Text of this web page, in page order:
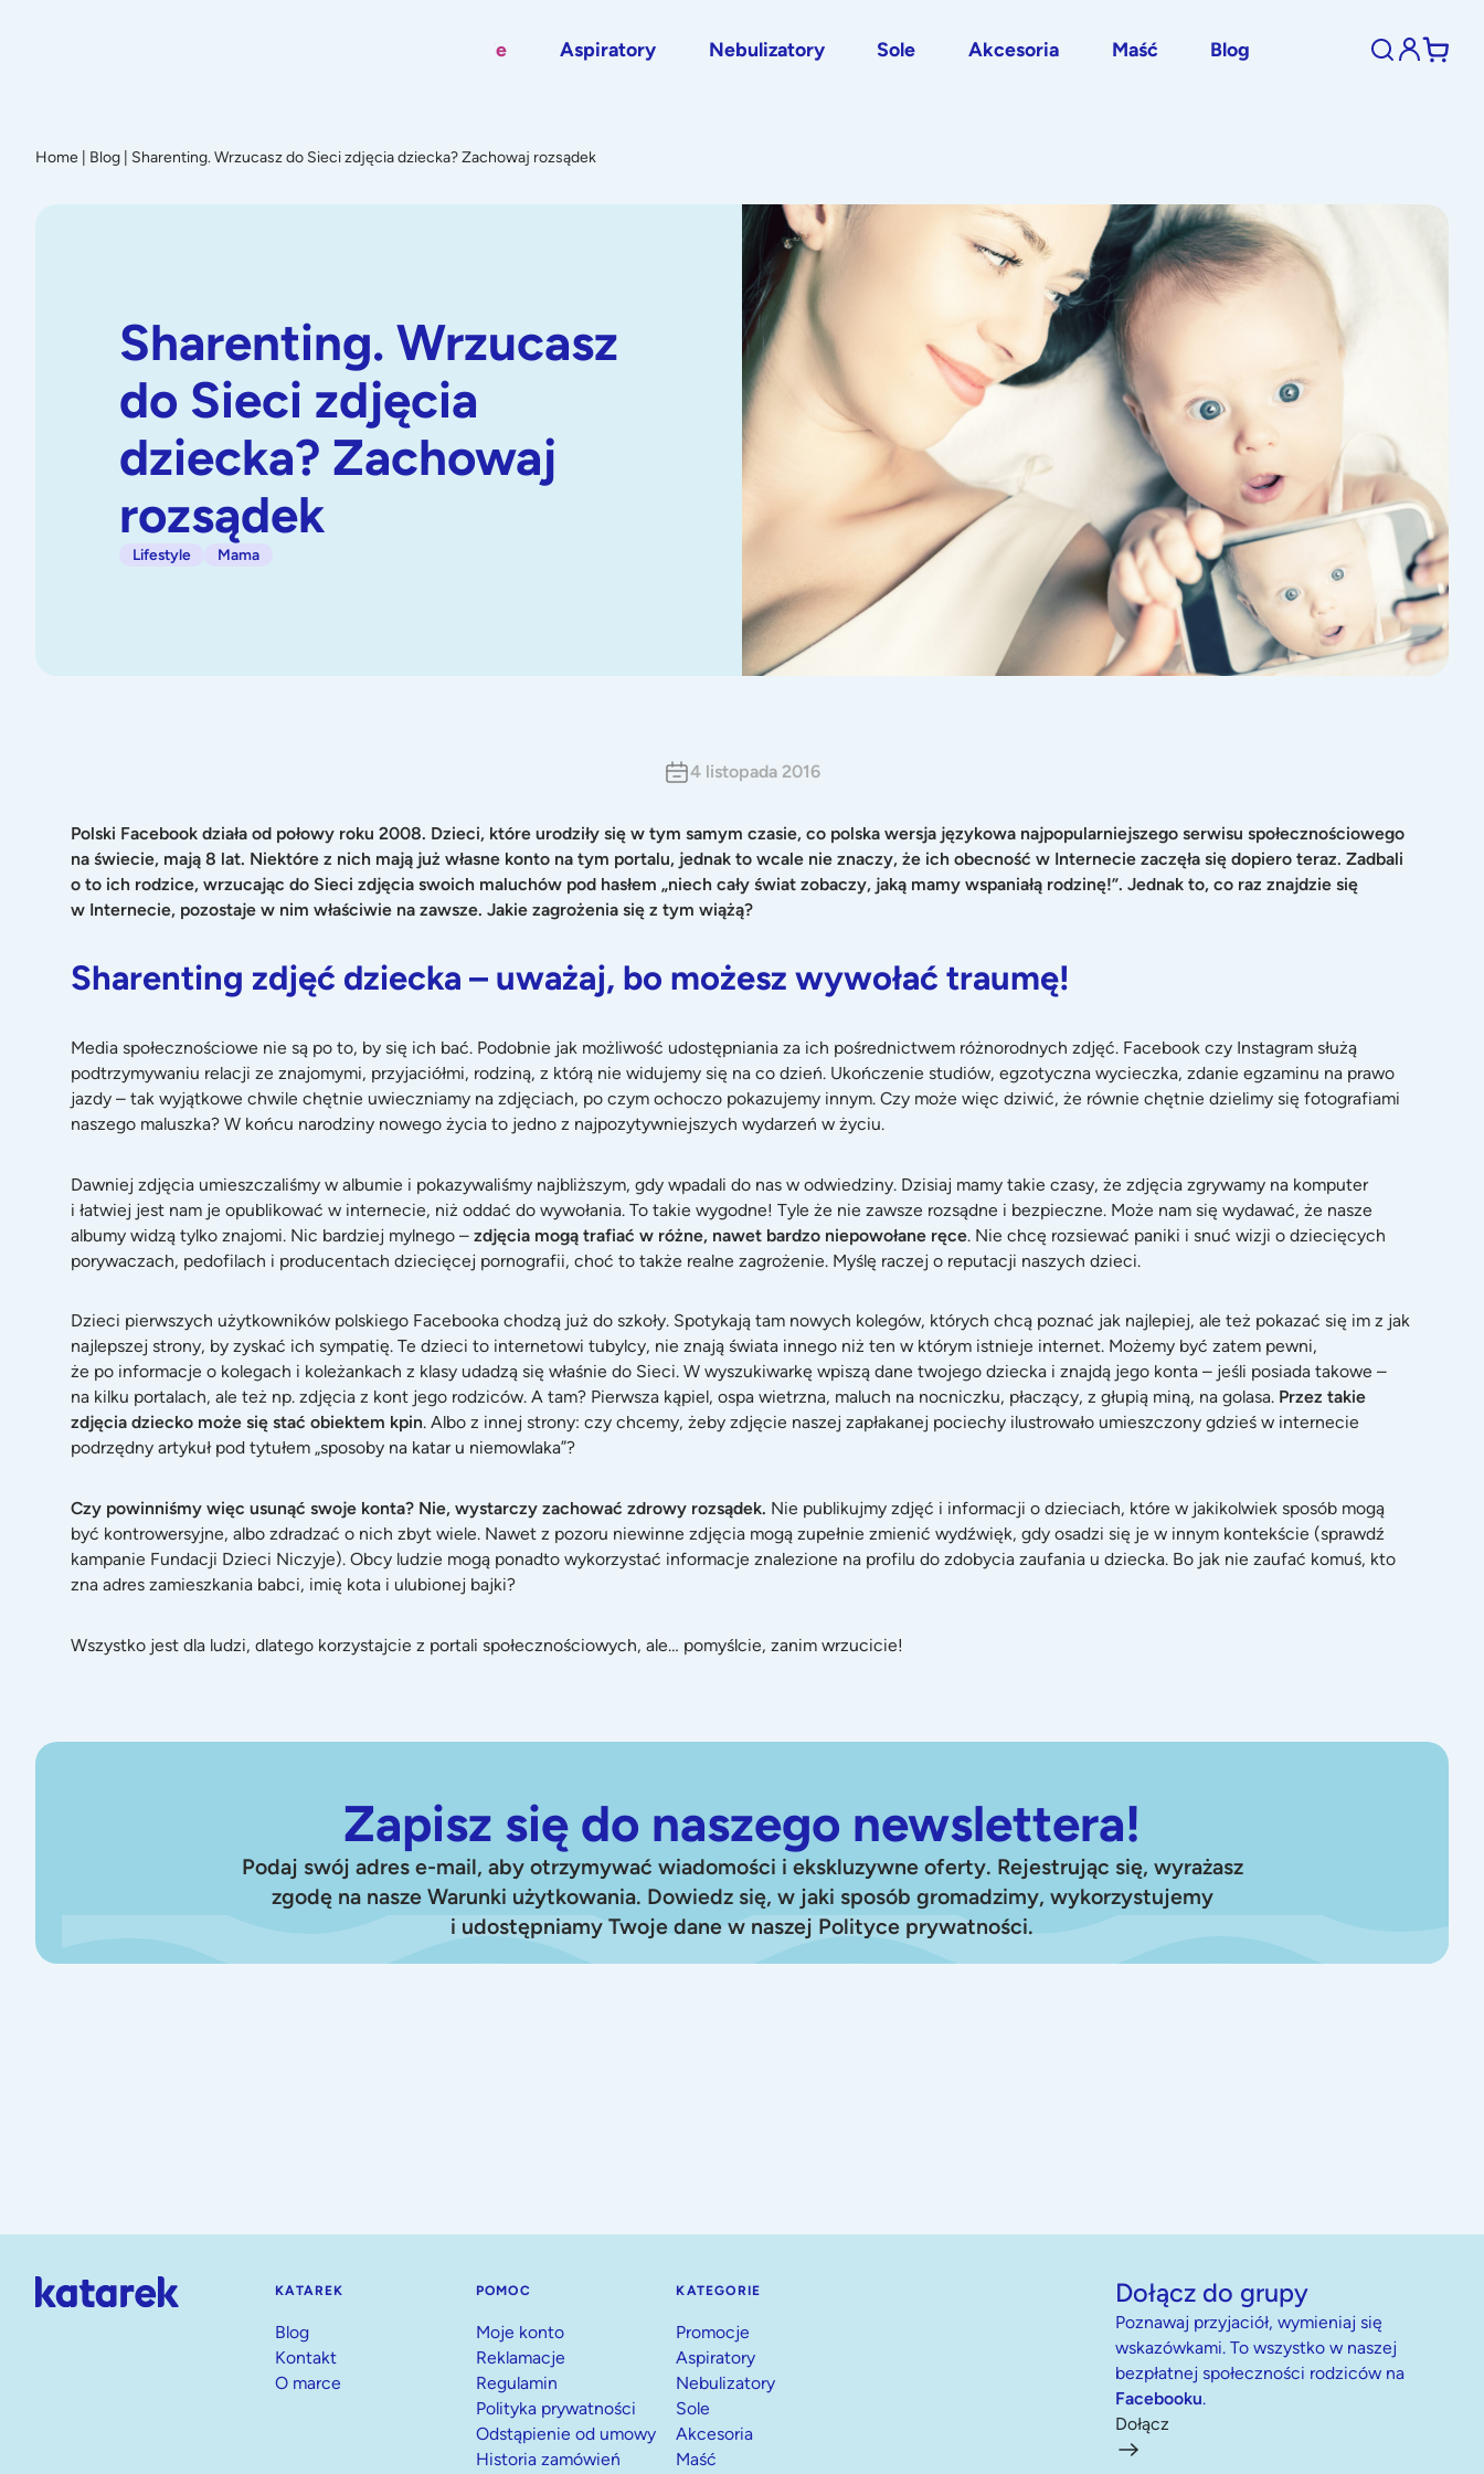
Promocje Aspiratory Nebulizatory Sole Akcesoria Maść Blog
Home Blog Sharenting. Wrzucasz do Sieci zdjęcia dziecka? Zachowaj rozsądek
Sharenting. Wrzucasz
do Sieci zdjęcia
dziecka? Zachowaj
rozsądek
Lifestyle Mama
4 listopada 2016
Polski Facebook działa od połowy roku 2008. Dzieci, które urodziły się w tym samym czasie, co polska wersja językowa najpopularniejszego serwisu społecznościowego
na świecie, mają 8 lat. Niektóre z nich mają już własne konto na tym portalu, jednak to wcale nie znaczy, że ich obecność w Internecie zaczęła się dopiero teraz. Zadbali
o to ich rodzice, wrzucając do Sieci zdjęcia swoich maluchów pod hasłem „niech cały świat zobaczy, jaką mamy wspaniałą rodzinę!”. Jednak to, co raz znajdzie się
w Internecie, pozostaje w nim właściwie na zawsze. Jakie zagrożenia się z tym wiążą?
Sharenting zdjęć dziecka – uważaj, bo możesz wywołać traumę!
Media społecznościowe nie są po to, by się ich bać. Podobnie jak możliwość udostępniania za ich pośrednictwem różnorodnych zdjęć. Facebook czy Instagram służą
podtrzymywaniu relacji ze znajomymi, przyjaciółmi, rodziną, z którą nie widujemy się na co dzień. Ukończenie studiów, egzotyczna wycieczka, zdanie egzaminu na prawo
jazdy – tak wyjątkowe chwile chętnie uwieczniamy na zdjęciach, po czym ochoczo pokazujemy innym. Czy może więc dziwić, że równie chętnie dzielimy się fotografiami
naszego maluszka? W końcu narodziny nowego życia to jedno z najpozytywniejszych wydarzeń w życiu.
Dawniej zdjęcia umieszczaliśmy w albumie i pokazywaliśmy najbliższym, gdy wpadali do nas w odwiedziny. Dzisiaj mamy takie czasy, że zdjęcia zgrywamy na komputer
i łatwiej jest nam je opublikować w internecie, niż oddać do wywołania. To takie wygodne! Tyle że nie zawsze rozsądne i bezpieczne. Może nam się wydawać, że nasze
albumy widzą tylko znajomi. Nic bardziej mylnego – zdjęcia mogą trafiać w różne, nawet bardzo niepowołane ręce. Nie chcę rozsiewać paniki i snuć wizji o dziecięcych
porywaczach, pedofilach i producentach dziecięcej pornografii, choć to także realne zagrożenie. Myślę raczej o reputacji naszych dzieci.
Dzieci pierwszych użytkowników polskiego Facebooka chodzą już do szkoły. Spotykają tam nowych kolegów, których chcą poznać jak najlepiej, ale też pokazać się im z jak
najlepszej strony, by zyskać ich sympatię. Te dzieci to internetowi tubylcy, nie znają świata innego niż ten w którym istnieje internet. Możemy być zatem pewni,
że po informacje o kolegach i koleżankach z klasy udadzą się właśnie do Sieci. W wyszukiwarkę wpiszą dane twojego dziecka i znajdą jego konta – jeśli posiada takowe –
na kilku portalach, ale też np. zdjęcia z kont jego rodziców. A tam? Pierwsza kąpiel, ospa wietrzna, maluch na nocniczku, płaczący, z głupią miną, na golasa. Przez takie
zdjęcia dziecko może się stać obiektem kpin. Albo z innej strony: czy chcemy, żeby zdjęcie naszej zapłakanej pociechy ilustrowało umieszczony gdzieś w internecie
podrzędny artykuł pod tytułem „sposoby na katar u niemowlaka”?
Czy powinniśmy więc usunąć swoje konta? Nie, wystarczy zachować zdrowy rozsądek. Nie publikujmy zdjęć i informacji o dzieciach, które w jakikolwiek sposób mogą
być kontrowersyjne, albo zdradzać o nich zbyt wiele. Nawet z pozoru niewinne zdjęcia mogą zupełnie zmienić wydźwięk, gdy osadzi się je w innym kontekście (sprawdź
kampanie Fundacji Dzieci Niczyje). Obcy ludzie mogą ponadto wykorzystać informacje znalezione na profilu do zdobycia zaufania u dziecka. Bo jak nie zaufać komuś, kto
zna adres zamieszkania babci, imię kota i ulubionej bajki?
Wszystko jest dla ludzi, dlatego korzystajcie z portali społecznościowych, ale… pomyślcie, zanim wrzucicie!
Zapisz się do naszego newslettera!
Podaj swój adres e-mail, aby otrzymywać wiadomości i ekskluzywne oferty. Rejestrując się, wyrażasz
zgodę na nasze Warunki użytkowania. Dowiedz się, w jaki sposób gromadzimy, wykorzystujemy
i udostępniamy Twoje dane w naszej Polityce prywatności.
KATAREK
Blog
Kontakt
O marce
POMOC
Moje konto
Reklamacje
Regulamin
Polityka prywatności
Odstąpienie od umowy
Historia zamówień
KATEGORIE
Promocje
Aspiratory
Nebulizatory
Sole
Akcesoria
Maść
Dołącz do grupy
Poznawaj przyjaciół, wymieniaj się
wskazówkami. To wszystko w naszej
bezpłatnej społeczności rodziców na
Facebooku.
Dołącz